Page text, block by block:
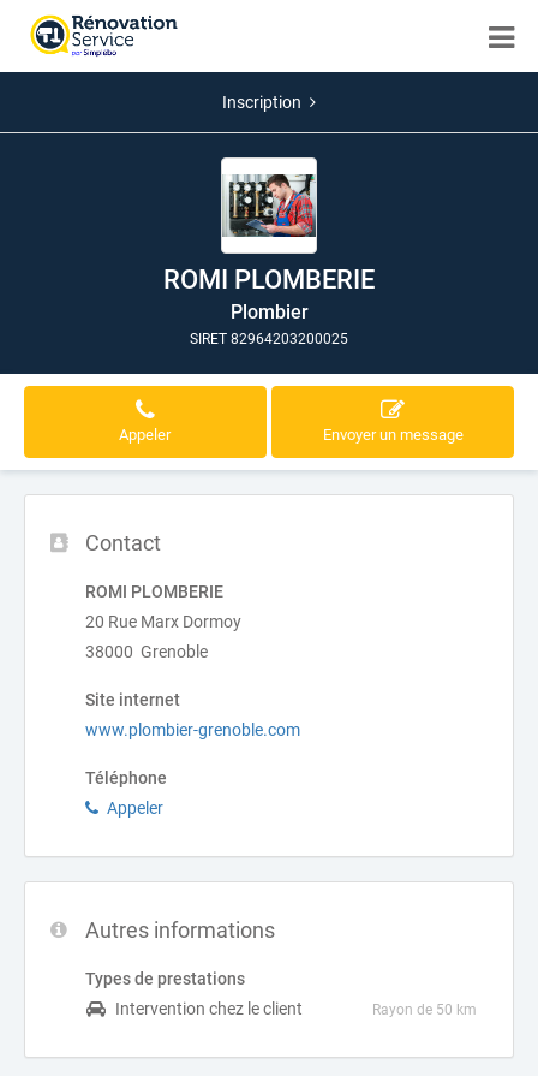
Inscription
ROMI PLOMBERIE
Plombier
SIRET 82964203200025
Appeler Envoyer un message
Contact
ROMI PLOMBERIE
20 Rue Marx Dormoy
38000 Grenoble
Site internet
www.plombier-grenoble.com
Téléphone
Appeler
Autres informations
Types de prestations
Intervention chez le client
Rayon de 50 km